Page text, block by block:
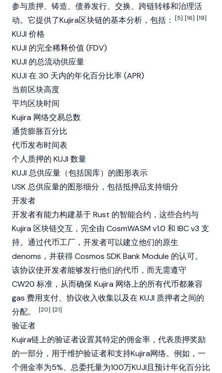
参与质押、 铸造、债券发行、交换、跨链转移和治理活
动。它提供了Kujira区块链的基本分析，包括： [5] [16] [19]
KUJI 价格
KUJI 的完全稀释价值 (FDV)
KUJI 的总流动供应量
KUJI 在 30 天内的年化百分比率 (APR)
当前区块高度
平均区块时间
Kujira 网络交易总数
通货膨胀百分比
代币发布时间表
个人质押的 KUJI 数量
KUJI 总供应量（包括国库）的图形表示
USK 总供应量的图形细分，包括抵押品支持细分
开发者
开发者有能力构建基于 Rust 的智能合约 ，这些合约与
Kujira 区块链交互，完全由 CosmWASM v1.0 和 IBC v3 支
持。通过代币工厂，开发者可以建立他们的原生
denoms，并获得 Cosmos SDK Bank Module 的认可。
该协议使开发者能够发行他们的代币，而无需遵守
CW20 标准，从而确保 Kujira 网络上的所有代币都兼容
gas 费用支付、协议收入收集以及在 KUJI 质押者之间的
分配。
[20] [21]
验证者
Kujira链上的验证者设置其特定的佣金率，代表质押奖励
的一部分，用于维护验证者和支持Kujira网络。例如，一
个佣金率为5%、总委托量为100万KUJI且预计年化百分比